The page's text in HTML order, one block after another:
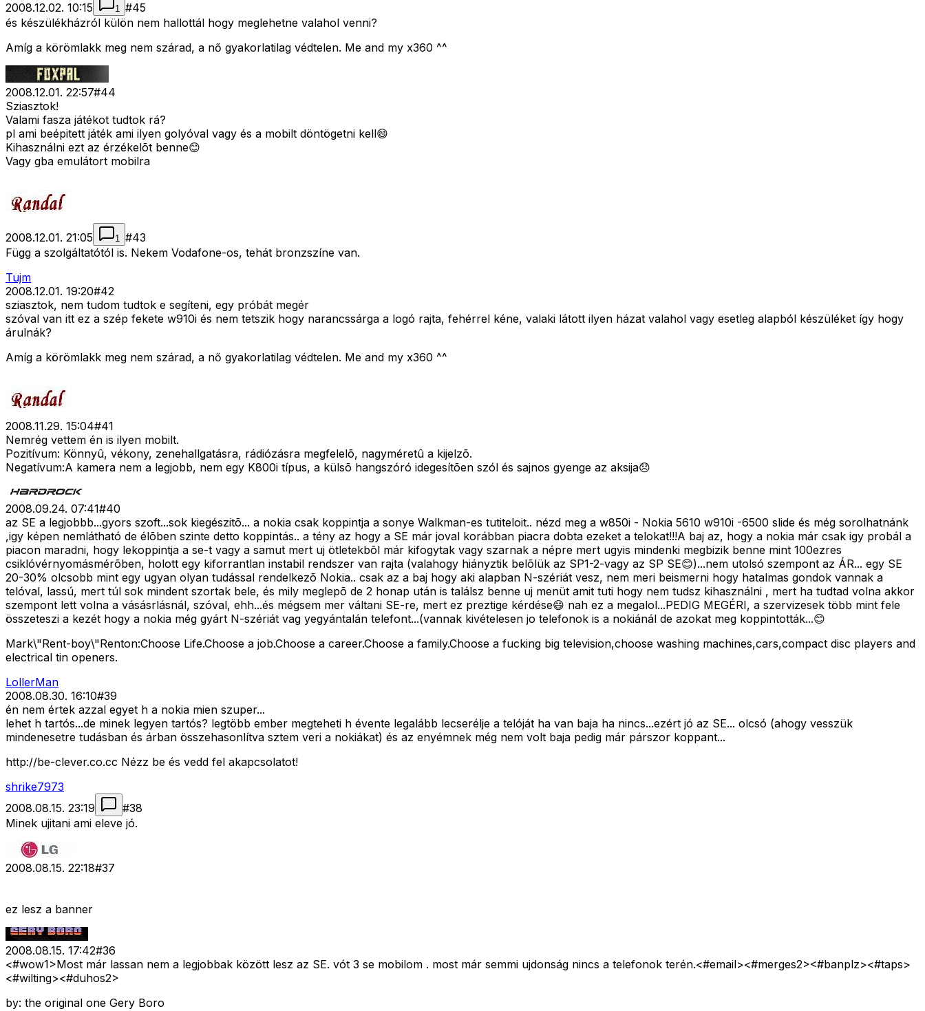
2008.12.02. 10:15
1 #45
és készülékházról külön nem hallottál hogy meglehetne valahol venni?
Amíg a körömlakk meg nem szárad, a nő gyakorlatilag védtelen. Me and my x360 ^^
2008.12.01. 22:57#44
Sziasztok!
Valami fasza játékot tudtok rá?
pl ami beépitett játék ami ilyen golyóval vagy és a mobilt döntögetni kell😄
Kihasználni ezt az érzékelõt benne😊
Vagy gba emulátort mobilra
2008.12.01. 21:05 1 #43
Függ a szolgáltatótól is. Nekem Vodafone-os, tehát bronzszíne van.
Tujm
2008.12.01. 19:20#42
sziasztok, nem tudom tudtok e segíteni, egy próbát megér
szóval van itt ez a szép fekete w910i és nem tetszik hogy narancssárga a logó rajta, fehérrel kéne, valaki látott ilyen házat valahol vagy esetleg alapból készüléket így hogy
árulnák?
Amíg a körömlakk meg nem szárad, a nő gyakorlatilag védtelen. Me and my x360 ^^
2008.11.29. 15:04#41
Nemrég vettem én is ilyen mobilt.
Pozitívum: Könnyû, vékony, zenehallgatásra, rádiózásra megfelelõ, nagyméretû a kijelzõ.
Negatívum:A kamera nem a legjobb, nem egy K800i típus, a külsõ hangszóró idegesítõen szól és sajnos gyenge az aksija😞
2008.09.24. 07:41#40
az SE a legjobbb...gyors szoft...sok kiegészitõ... a nokia csak koppintja a sonye Walkman-es tutiteloit.. nézd meg a w850i - Nokia 5610 w910i -6500 slide és még sorolhatnánk
,igy képen nemlátható de élõben szinte detto koppintás.. a tény az hogy a SE már joval korábban piacra dobta ezeket a telokat!!!A baj az, hogy a nokia már csak igy probál a
piacon maradni, hogy lekoppintja a se-t vagy a samut mert uj ötletekbõl már kifogytak vagy szarnak a népre mert ugyis mindenki megbizik benne mint 100ezres
csiklóvérnyomásmérõben, holott egy kiforrantlan instabil rendszer van rajta (valahogy hiányztik belõlük az SP1-2-vagy az SP SE😊)...nem utolsó szempont az ÁR... egy SE
20-30% olcsobb mint egy ugyan olyan tudással rendelkezõ Nokia.. csak az a baj hogy aki alapban N-szériát vesz, nem meri beismerni hogy hatalmas gondok vannak a
telóval, lassú, mert túl sok mindent szortak bele, és mily meglepõ de 2 honap után is találsz benne uj menüt amit tuti hogy nem tudsz kihasználni , mert ha tudtad volna akkor
szempont lett volna a vásásrlásnál, szóval, ehh...és mégsem mer váltani SE-re, mert ez preztige kérdése😄 nah ez a megalol...PEDIG MEGÉRI, a szervizesek több mint fele
összeteszi a kezét hogy a nokia még gyárt N-szériát vag yegyántalán telefont...(vannak kivételesen jo telefonok is a nokiánál de azokat meg koppintották...😊
Mark\"Rent-boy\"Renton:Choose Life.Choose a job.Choose a career.Choose a family.Choose a fucking big television,choose washing machines,cars,compact disc players and
electrical tin openers.
LollerMan
2008.08.30. 16:10#39
én nem értek azzal egyet h a nokia mien szuper...
lehet h tartós...de minek legyen tartós? legtöbb ember megteheti h évente legalább lecserélje a telóját ha van baja ha nincs...ezért jó az SE... olcsó (ahogy vesszük
mindenesetre tudásban és árban összehasonlítva sztem veri a nokiákat) és az enyémnek még nem volt baja pedig már párszor koppant...
http://be-clever.co.cc Nézz be és vedd fel akapcsolatot!
shrike7973
2008.08.15. 23:19
#38
Minek ujitani ami eleve jó.
2008.08.15. 22:18#37
ez lesz a banner
2008.08.15. 17:42#36
<#wow1>Most már lassan nem a legjobbak között lesz az SE. vót 3 se mobilom . most már semmi ujdonság nincs a telefonok terén.<#email><#merges2><#banplz><#taps>
<#wilting><#duhos2>
by: the original one Gery Boro